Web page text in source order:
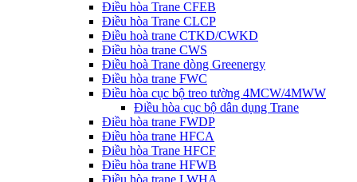
Điều hòa Trane CFEB
Điều hòa Trane CLCP
Điều hoà trane CTKD/CWKD
Điều hòa trane CWS
Điều hoà Trane dòng Greenergy
Điều hòa trane FWC
Điều hòa cục bộ treo tường 4MCW/4MWW
Điều hòa cục bộ dân dụng Trane
Điều hòa trane FWDP
Điều hòa trane HFCA
Điều hòa Trane HFCF
Điều hòa trane HFWB
Điều hòa trane LWHA